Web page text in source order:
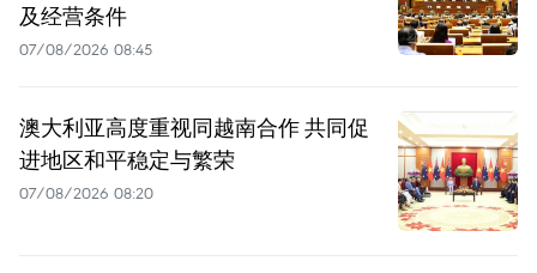
及经营条件
07/08/2026 08:45
澳大利亚高度重视同越南合作 共同促
进地区和平稳定与繁荣
07/08/2026 08:20